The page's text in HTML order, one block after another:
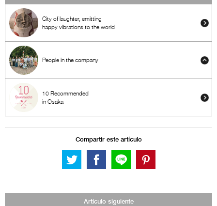
City of laughter, emitting
happy vibrations to the world
People in the company
10 Recommended
in Osaka
Compartir este artículo
Artículo siguiente